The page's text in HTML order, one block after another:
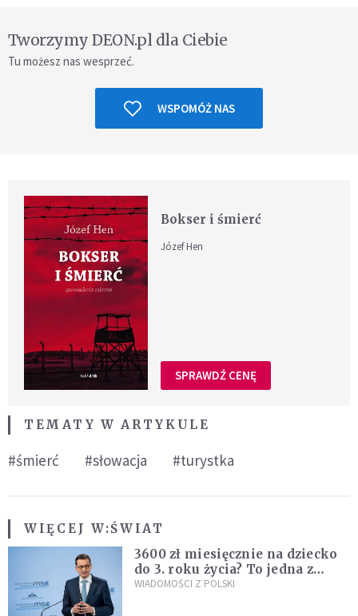
Tworzymy DEON.pl dla Ciebie
Tu możesz nas wesprzeć.
WSPOMÓŻ NAS
Bokser i śmierć
Józef Hen
SPRAWDŹ CENĘ
TEMATY W ARTYKULE
#śmierć #słowacja #turystka
WIĘCEJ W:ŚWIAT
3600 zł miesięcznie na dziecko
do 3. roku życia? To jedna z
propozycji programu "Rozwój
WIADOMOŚCI Z POLSKI